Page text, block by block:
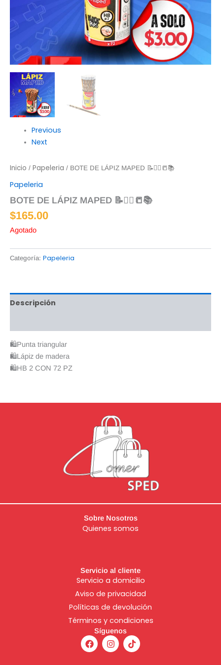
Previous
Next
Inicio / Papeleria / BOTE DE LÁPIZ MAPED 📝✍🏻📒📚
Papeleria
BOTE DE LÁPIZ MAPED 📝✍🏻📒📚
$165.00
Agotado
Categoría: Papeleria
Descripción
🛍Punta triangular
🛍Lápiz de madera
🛍HB 2 CON 72 PZ
Sobre Nosotros
Quienes somos
Servicio al cliente
Servicio a domicilio
Aviso de privacidad
Políticas de devolución
Términos y condiciones
Síguenos
F
a
c
I
n
s
T
i
k